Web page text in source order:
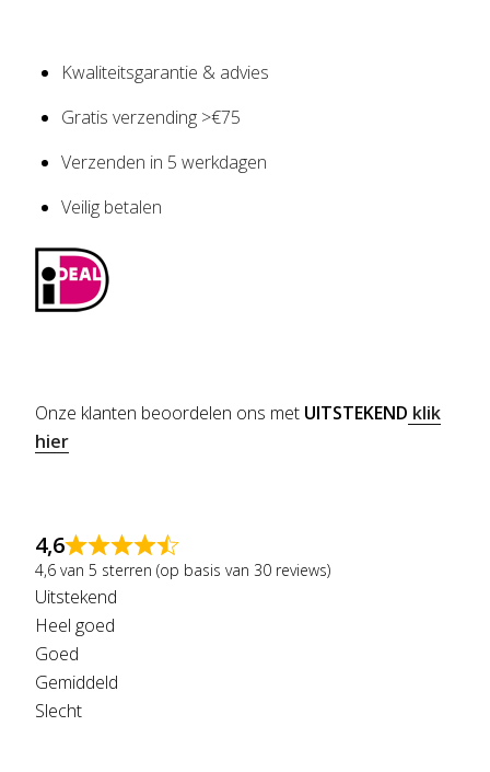
Kwaliteitsgarantie & advies
Gratis verzending >€75
Verzenden in 5 werkdagen
Veilig betalen
Onze klanten beoordelen ons met UITSTEKEND klik
hier
4,6
4,6 van 5 sterren (op basis van 30 reviews)
Uitstekend
Heel goed
Goed
Gemiddeld
Slecht